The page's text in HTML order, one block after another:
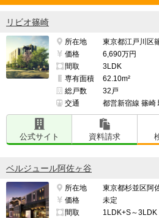
リビオ篠崎
所在地
東京都江戸川区
価格
6,690万円
間取
3LDK
専有面積
62.10m²
総戸数
32戸
交通
都営新宿線 篠崎
公式サイト 資料請求
ベルジュール阿佐ヶ谷
所在地
東京都杉並区阿
価格
未定
間取
1LDK+S～3LDK